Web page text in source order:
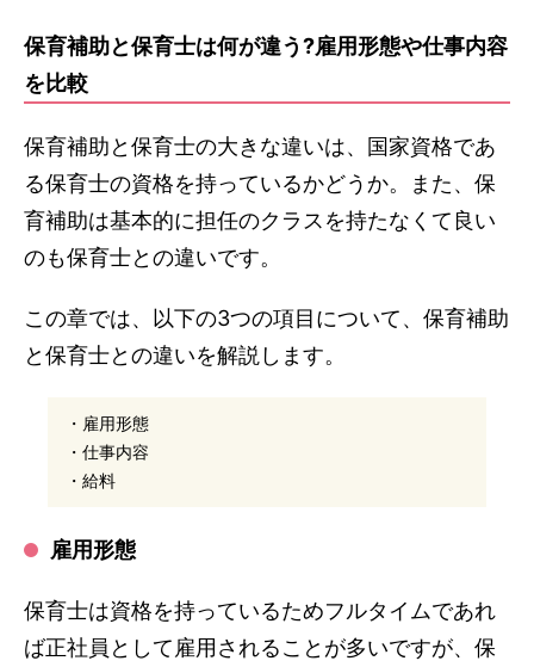
保育補助と保育士は何が違う?雇用形態や仕事内容
を比較
保育補助と保育士の大きな違いは、国家資格であ
る保育士の資格を持っているかどうか。また、保
育補助は基本的に担任のクラスを持たなくて良い
のも保育士との違いです。
この章では、以下の3つの項目について、保育補助
と保育士との違いを解説します。
・雇用形態
・仕事内容
・給料
雇用形態
保育士は資格を持っているためフルタイムであれ
ば正社員として雇用されることが多いですが、保